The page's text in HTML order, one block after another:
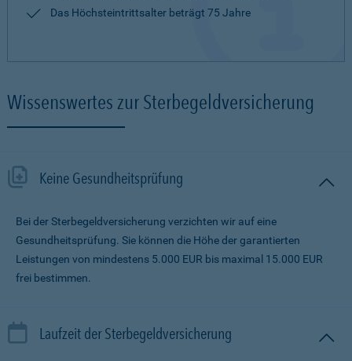
Das Höchsteintrittsalter beträgt 75 Jahre
Wissenswertes zur Sterbegeldversicherung
Keine Gesundheitsprüfung
Bei der Sterbegeldversicherung verzichten wir auf eine
Gesundheitsprüfung. Sie können die Höhe der garantierten
Leistungen von mindestens 5.000 EUR bis maximal 15.000 EUR
frei bestimmen.
Laufzeit der Sterbegeldversicherung